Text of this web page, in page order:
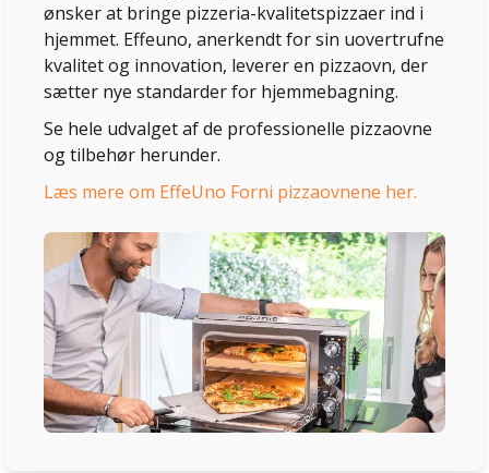
ønsker at bringe pizzeria-kvalitetspizzaer ind i
hjemmet. Effeuno, anerkendt for sin uovertrufne
kvalitet og innovation, leverer en pizzaovn, der
sætter nye standarder for hjemmebagning.
Se hele udvalget af de professionelle pizzaovne
og tilbehør herunder.
Læs mere om EffeUno Forni pizzaovnene her.